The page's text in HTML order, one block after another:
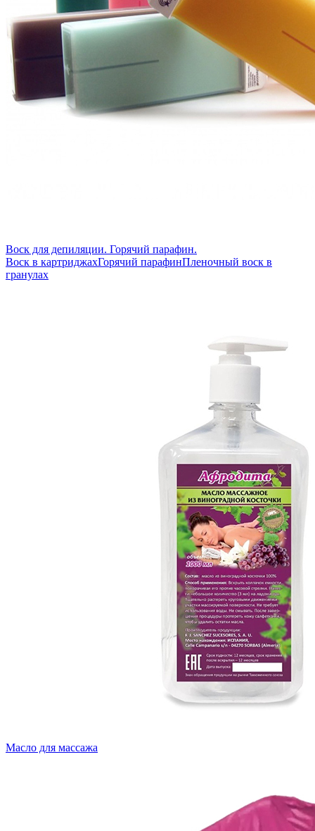
Воск для депиляции. Горячий парафин.
Воск в картриджахГорячий парафинПленочный воск в
гранулах
Масло для массажа